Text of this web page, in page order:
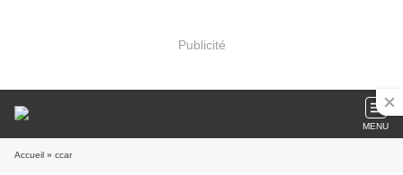
Publicité
MENU
Accueil » ccar